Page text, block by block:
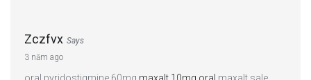
Zczfvx Says
3 năm ago
oral pyridostigmine 60mg maxalt 10mg oral maxalt sale